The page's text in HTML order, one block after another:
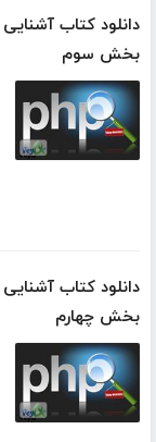
بخش سوم
بخش چهارم